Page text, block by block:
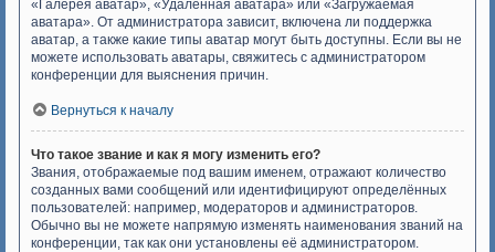
«Галерея аватар», «Удалённая аватара» или «Загружаемая
аватара». От администратора зависит, включена ли поддержка
аватар, а также какие типы аватар могут быть доступны. Если вы не
можете использовать аватары, свяжитесь с администратором
конференции для выяснения причин.
Вернуться к началу
Что такое звание и как я могу изменить его?
Звания, отображаемые под вашим именем, отражают количество
созданных вами сообщений или идентифицируют определённых
пользователей: например, модераторов и администраторов.
Обычно вы не можете напрямую изменять наименования званий на
конференции, так как они установлены её администратором.